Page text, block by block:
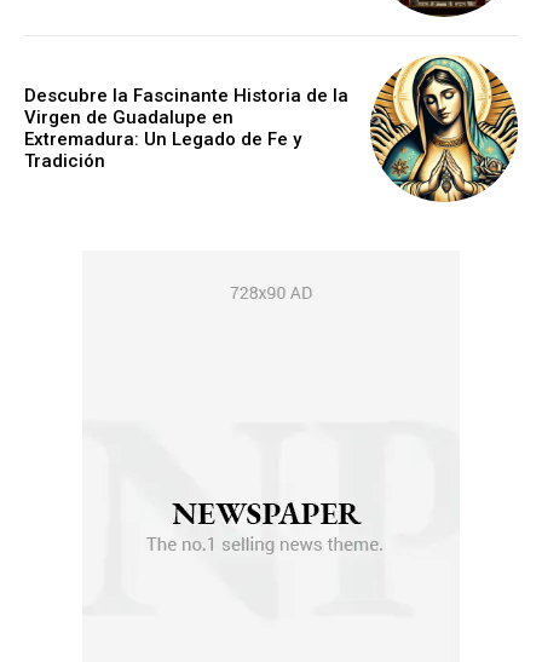
Descubre la Fascinante Historia de la
Virgen de Guadalupe en
Extremadura: Un Legado de Fe y
Tradición